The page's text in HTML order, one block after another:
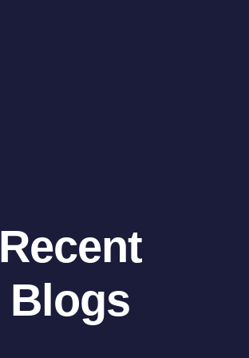
Recent
Blogs